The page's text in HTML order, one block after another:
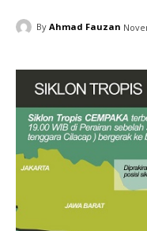
By Ahmad Fauzan